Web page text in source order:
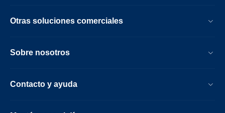
Otras soluciones comerciales
Sobre nosotros
Contacto y ayuda